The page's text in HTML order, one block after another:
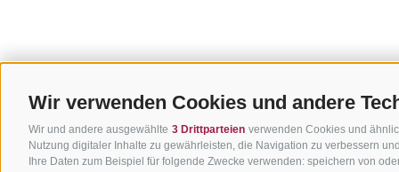
Wir verwenden Cookies und andere
Wir und andere ausgewählte 3 Drittparteien verwenden Cookies und
Nutzung digitaler Inhalte zu gewährleisten, die Navigation zu verbessern
Ihre Daten zum Beispiel für folgende Zwecke verwenden: speichern von